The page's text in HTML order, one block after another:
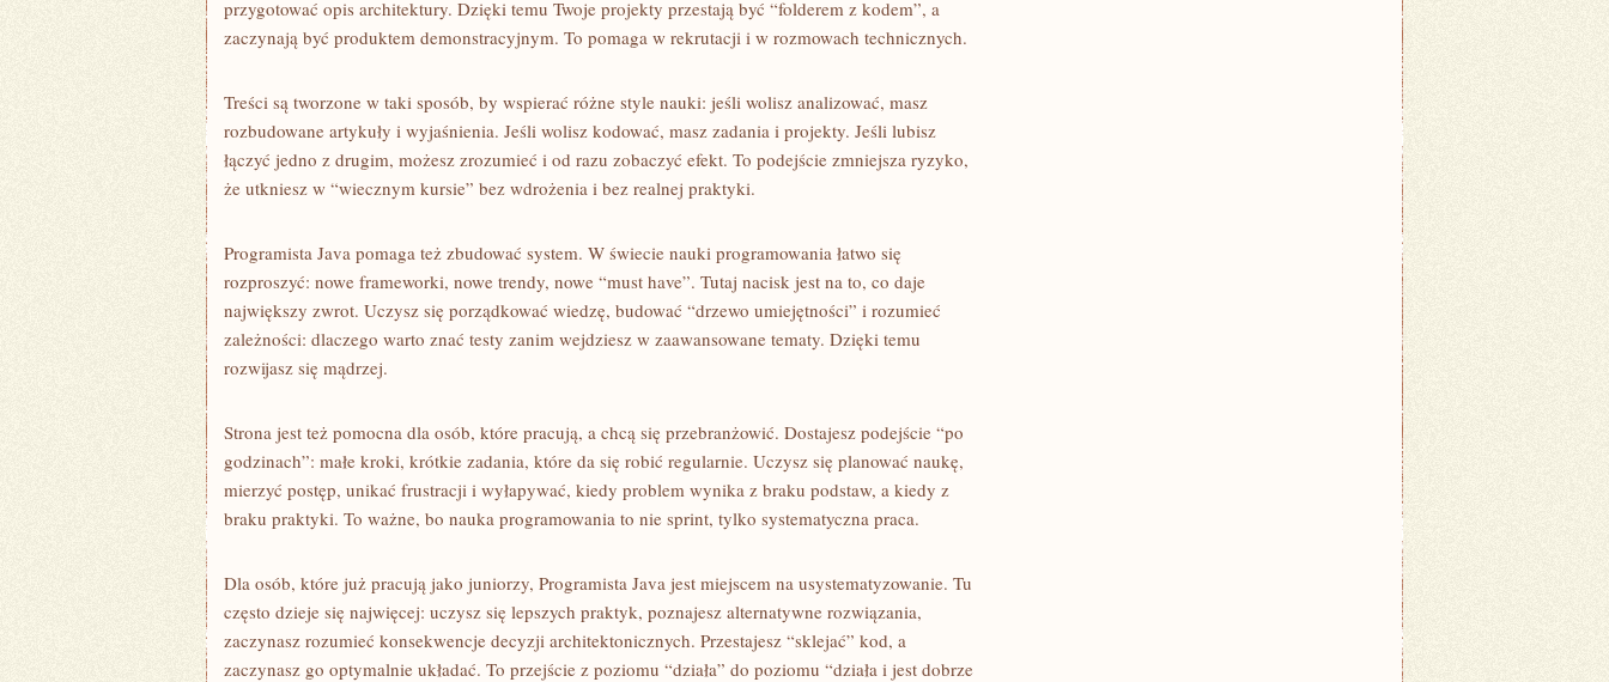
przygotować opis architektury. Dzięki temu Twoje projekty przestają być “folderem z kodem”, a
zaczynają być produktem demonstracyjnym. To pomaga w rekrutacji i w rozmowach technicznych.
Treści są tworzone w taki sposób, by wspierać różne style nauki: jeśli wolisz analizować, masz
rozbudowane artykuły i wyjaśnienia. Jeśli wolisz kodować, masz zadania i projekty. Jeśli lubisz
łączyć jedno z drugim, możesz zrozumieć i od razu zobaczyć efekt. To podejście zmniejsza ryzyko,
że utkniesz w “wiecznym kursie” bez wdrożenia i bez realnej praktyki.
Programista Java pomaga też zbudować system. W świecie nauki programowania łatwo się
rozproszyć: nowe frameworki, nowe trendy, nowe “must have”. Tutaj nacisk jest na to, co daje
największy zwrot. Uczysz się porządkować wiedzę, budować “drzewo umiejętności” i rozumieć
zależności: dlaczego warto znać testy zanim wejdziesz w zaawansowane tematy. Dzięki temu
rozwijasz się mądrzej.
Strona jest też pomocna dla osób, które pracują, a chcą się przebranżowić. Dostajesz podejście “po
godzinach”: małe kroki, krótkie zadania, które da się robić regularnie. Uczysz się planować naukę,
mierzyć postęp, unikać frustracji i wyłapywać, kiedy problem wynika z braku podstaw, a kiedy z
braku praktyki. To ważne, bo nauka programowania to nie sprint, tylko systematyczna praca.
Dla osób, które już pracują jako juniorzy, Programista Java jest miejscem na usystematyzowanie. Tu
często dzieje się najwięcej: uczysz się lepszych praktyk, poznajesz alternatywne rozwiązania,
zaczynasz rozumieć konsekwencje decyzji architektonicznych. Przestajesz “sklejać” kod, a
zaczynasz go optymalnie układać. To przejście z poziomu “działa” do poziomu “działa i jest dobrze